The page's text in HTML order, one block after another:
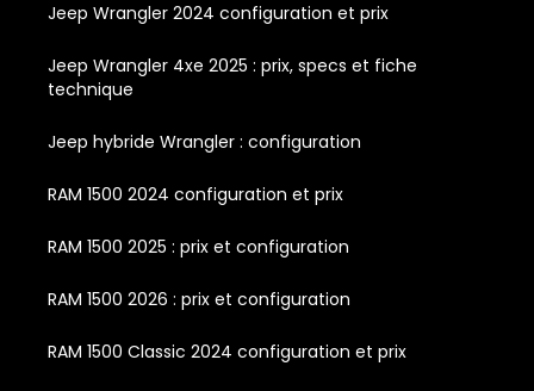
Jeep Wrangler 2024 configuration et prix
Jeep Wrangler 4xe 2025 : prix, specs et fiche
technique
Jeep hybride Wrangler : configuration
RAM 1500 2024 configuration et prix
RAM 1500 2025 : prix et configuration
RAM 1500 2026 : prix et configuration
RAM 1500 Classic 2024 configuration et prix